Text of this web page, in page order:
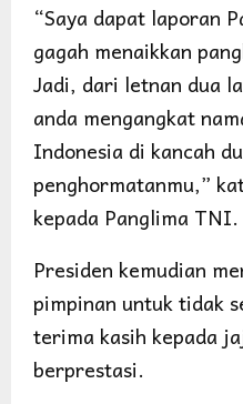
“Saya dapat laporan
gagah menaikkan
Jadi, dari letnan dua
anda mengangkat
Indonesia di kancah
penghormatanmu,”
kepada Panglima TNI.
Presiden kemudian
pimpinan untuk tidak
terima kasih kepada
berprestasi.